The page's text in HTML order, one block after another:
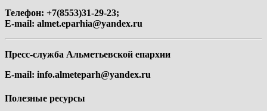
Телефон: +7(8553)31-29-23;
E-mail: almet.eparhia@yandex.ru
Пресс-служба Альметьевской епархии
E-mail: info.almeteparh@yandex.ru
Полезные ресурсы